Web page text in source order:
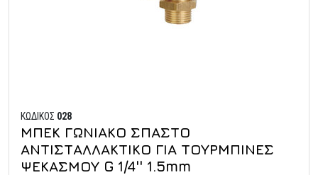
ΚΩΔΙΚΟΣ 028
ΜΠΕΚ ΓΩΝΙΑΚΟ ΣΠΑΣΤΟ
ΑΝΤΙΣΤΑΛΛΑΚΤΙΚΟ ΓΙΑ ΤΟΥΡΜΠΙΝΕΣ
ΨΕΚΑΣΜΟΥ G 1/4'' 1.5mm